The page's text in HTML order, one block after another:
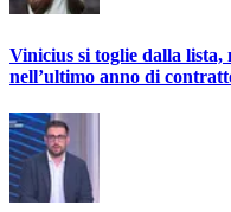
Vinicius si toglie dalla lista,
nell’ultimo anno di